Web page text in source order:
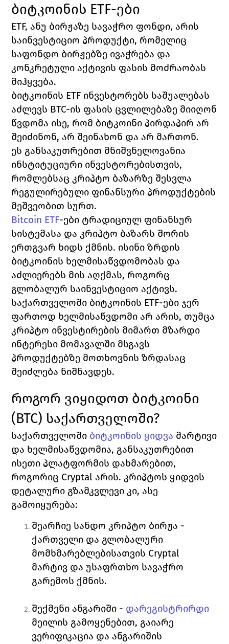
ბიტკოინის ETF-ები
ETF, ანუ ბირჟაზე სავაჭრო ფონდი, არის
საინვესტიციო პროდუქტი, რომელიც
საფონდო ბირჟებზე ივაჭრება და
კონკრეტული აქტივის ფასის მოძრაობას
მიჰყვება.
ბიტკოინის ETF ინვესტორებს საშუალებას
აძლევს BTC-ის ფასის ცვლილებაზე მიიღონ
წვდომა ისე, რომ ბიტკოინი პირდაპირ არ
შეიძინონ, არ შეინახონ და არ მართონ.
ეს განსაკუთრებით მნიშვნელოვანია
ინსტიტუციური ინვესტორებისთვის,
რომლებსაც კრიპტო ბაზარზე შესვლა
რეგულირებული ფინანსური პროდუქტების
მეშვეობით სურთ.
Bitcoin ETF-ები ტრადიციულ ფინანსურ
სისტემასა და კრიპტო ბაზარს შორის
ერთგვარ ხიდს ქმნის. ისინი ზრდის
ბიტკოინის ხელმისაწვდომობას და
აძლიერებს მის აღქმას, როგორც
გლობალურ საინვესტიციო აქტივს.
საქართველოში ბიტკოინის ETF-ები ჯერ
ფართოდ ხელმისაწვდომი არ არის, თუმცა
კრიპტო ინვესტირების მიმართ მზარდი
ინტერესი მომავალში მსგავს
პროდუქტებზე მოთხოვნის ზრდასაც
შეიძლება ნიშნავდეს.
როგორ ვიყიდოთ ბიტკოინი
(BTC) საქართველოში?
საქართველოში ბიტკოინის ყიდვა მარტივი
და ხელმისაწვდომია, განსაკუთრებით
ისეთი პლატფორმის დახმარებით,
როგორიც Cryptal არის. კრიპტოს ყიდვის
დეტალური გზამკვლევი კი, ასე
გამოიყურება:
შეარჩიე სანდო კრიპტო ბირჟა -
ქართველი და გლობალური
მომხმარებლებისათვის
მარტივ და უსაფრთხო სავაჭრო
გარემოს ქმნის.
შექმენი ანგარიში - დარეგისტრირდი
მეილის გამოყენებით, გაიარე
ვერიფიკაცია და ანგარიშის